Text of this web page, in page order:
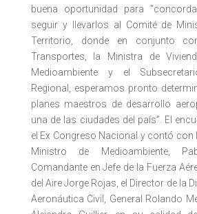
buena oportunidad para
seguir y llevarlos al Comité de
Territorio, donde en conjunto
Transportes, la Ministra de
Medioambiente y el
Regional, esperamos pronto
planes maestros de desarrollo
una de las ciudades del país”. El
el Ex Congreso Nacional y contó con
Ministro de Medioambiente,
Comandante en Jefe de la Fuerza
del Aire Jorge Rojas, el Director de la
Aeronáutica Civil, General Rolando